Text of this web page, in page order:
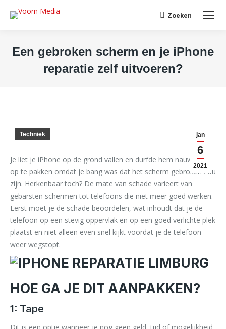
Search:
Zoeken
Een gebroken scherm en je iPhone
reparatie zelf uitvoeren?
jan
6
2021
Techniek
Je liet je iPhone op de grond vallen en durfde hem nauwelijks
op te pakken omdat je bang was dat het scherm gebroken zou
zijn. Herkenbaar toch? De mate van schade varieert van
gebarsten schermen tot telefoons die niet meer goed werken.
Eerst moet je de schade beoordelen, wat inhoudt dat je de
telefoon op een stevig oppervlak en op een goed verlichte plek
plaatst en niet alleen even snel kijkt voordat je de telefoon
weer wegstopt.
HOE GA JE DIT AANPAKKEN?
1: Tape